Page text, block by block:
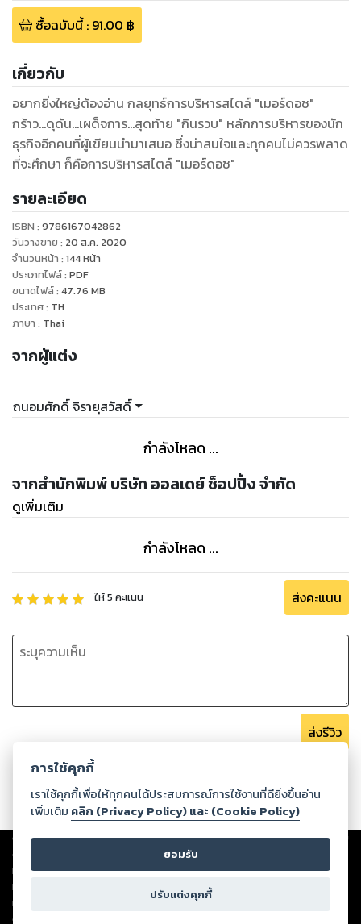
ซื้อฉบับนี้: 91.00 ฿
เกี่ยวกับ
อยากยิ่งใหญ่ต้องอ่าน กลยุทธ์การบริหารสไตล์ "เมอร์ดอช"
กร้าว...ดุดัน...เผด็จการ...สุดท้าย "กินรวบ" หลักการบริหารของนัก
ธุรกิจอีกคนที่ผู้เขียนนำมาเสนอ ซึ่งน่าสนใจและทุกคนไม่ควรพลาด
ที่จะศึกษา ก็คือการบริหารสไตล์ "เมอร์ดอช"
รายละเอียด
ISBN : 9786167042862
วันวางขาย : 20 ส.ค. 2020
จำนวนหน้า : 144หน้า
ประเภทไฟล์: PDF
ขนาดไฟล์: 47.76 MB
ประเทศ: TH
ภาษา : Thai
จากผู้แต่ง
ถนอมศักดิ์ จิรายุสวัสดิ์
กำลังโหลด ...
จากสำนักพิมพ์ บริษัท ออลเดย์ ช็อปปิ้ง จำกัด
ดูเพิ่มเติม
กำลังโหลด ...
ให้5 คะแนน ส่งคะแนน
ส่งรีวิว
Copyright ©2026Storylog Co., Ltd. - สตอรี่ล็อกขอสงวนสิทธิ์ไม่รับผิดชอบ
ต่อผลงานหรือเนื้อหาใดที่อัปโหลดผ่านเว็บไซต์และปรากฏว่าละเมิดสิทธิใน
ทรัพย์สินทางปัญญาของบุคคลอื่นหรือขัดต่อกฎหมายและศีลธรรม ดังนั้น ผู้อ่าน
ทุกท่านโปรดใช้วิจารณญาณในการกลั่นกรองด้วยตนเอง และหากท่านพบว่าส่วน
หนึ่งส่วนใดขัดต่อกฎหมายและศีลธรรม กรุณาแจ้งมายังบริษัท เพื่อทีมงานจะได้
ดำเนินการในทันที ทั้งนี้ ทางสตอรี่ล็อกขอสงวนลิขสิทธิ์ตามพระราชบัญญัติ
การใช้คุกกี้
เราใช้คุกกี้เพื่อให้ทุกคนได้ประสบการณ์การใช้งานที่ดียิ่งขึ้นอ่าน
เพิ่มเติม คลิก (Privacy Policy) และ (Cookie Policy)
ยอมรับ
ปรับแต่งคุกกี้